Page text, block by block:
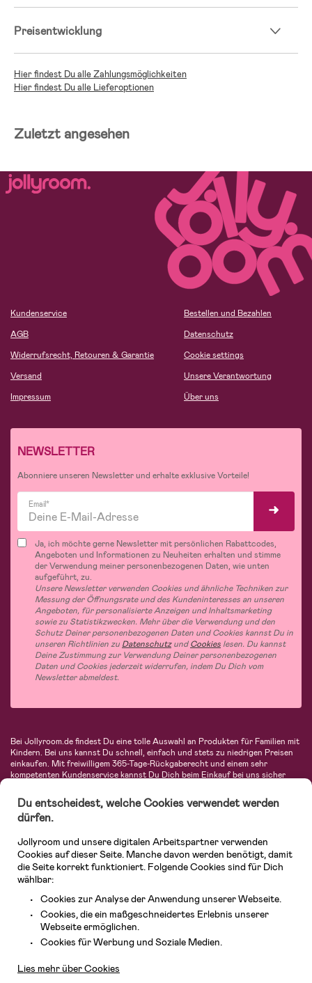
Preisentwicklung
Hier findest Du alle Zahlungsmöglichkeiten
Hier findest Du alle Lieferoptionen
Zuletzt angesehen
Kundenservice
AGB
Widerrufsrecht, Retouren & Garantie
Versand
Impressum
Bestellen und Bezahlen
Datenschutz
Cookie settings
Unsere Verantwortung
Über uns
NEWSLETTER
Abonniere unseren Newsletter und erhalte exklusive Vorteile!
Email*
Ja, ich möchte gerne Newsletter mit persönlichen Rabattcodes,
Angeboten und Informationen zu Neuheiten erhalten und stimme
der Verwendung meiner personenbezogenen Daten, wie unten
aufgeführt, zu.
Unsere Newsletter verwenden Cookies und ähnliche Techniken zur
Messung der Öffnungsrate und des Kundeninteresses an unseren
Angeboten, für personalisierte Anzeigen und Inhaltsmarketing
sowie zu Statistikzwecken. Mehr über die Verwendung und den
Schutz Deiner personenbezogenen Daten und Cookies kannst Du in
unseren Richtlinien zu DatenschutzundCookies lesen. Du kannst
Deine Zustimmung zur Verwendung Deiner personenbezogenen
Daten und Cookies jederzeit widerrufen, indem Du Dich vom
Newsletter abmeldest.
Bei Jollyroom.de findest Du eine tolle Auswahl an Produkten für Familien mit
Kindern. Bei uns kannst Du schnell, einfach und stets zu niedrigen Preisen
einkaufen. Mit freiwilligem 365-Tage-Rückgaberecht und einem sehr
kompetenten Kundenservice kannst Du Dich beim Einkauf bei uns sicher
Autositze, Kinder- und Babymode, Produkte für Mütter und eine Menge
fantastischer Einrichtungsgegenstände, Spielsachen, Babyprodukte und
vieles mehr. Wir haben Produkte von bekannten Herstellern wie Britax, Maxi-
Avent, Jack Wolfskin, Cybex, LEGO und vielen mehr. Schau Dich um in
unserer vielfältigen Online-Boutique für Kinder & Babys. Willkommen!
Du entscheidest, welche Cookies verwendet werden
dürfen.
Jollyroom und unsere digitalen Arbeitspartner verwenden
Cookies auf dieser Seite. Manche davon werden benötigt, damit
die Seite korrekt funktioniert. Folgende Cookies sind für Dich
wählbar:
Cookies zur Analyse der Anwendung unserer Webseite.
Cookies, die ein maßgeschneidertes Erlebnis unserer
Webseite ermöglichen.
Cookies für Werbung und Soziale Medien.
Lies mehr über Cookies